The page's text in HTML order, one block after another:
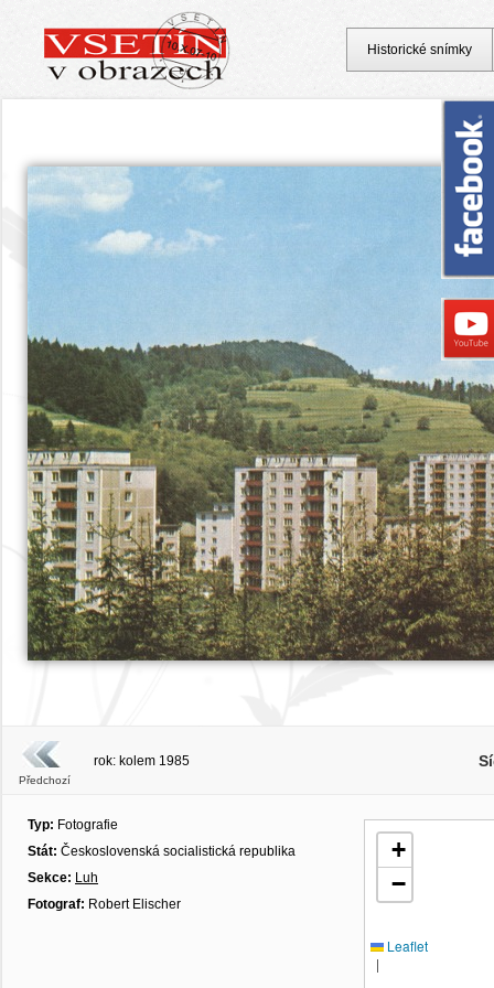
Předchozí
rok: kolem 1985
Typ: Fotografie
Stát: Československá socialistická republika
Sekce: Luh
Fotograf: Robert Elischer
+
−
Leaflet
|
Historické snímky